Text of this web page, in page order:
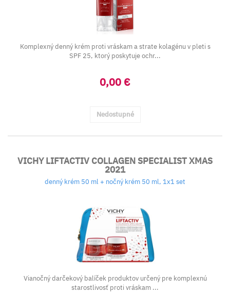
Komplexný denný krém proti vráskam a strate kolagénu v pleti s
SPF 25, ktorý poskytuje ochr...
0,00 €
Nedostupné
VICHY LIFTACTIV COLLAGEN SPECIALIST XMAS
2021
denný krém 50 ml + nočný krém 50 ml, 1x1 set
Vianočný darčekový balíček produktov určený pre komplexnú
starostlivosť proti vráskam ...